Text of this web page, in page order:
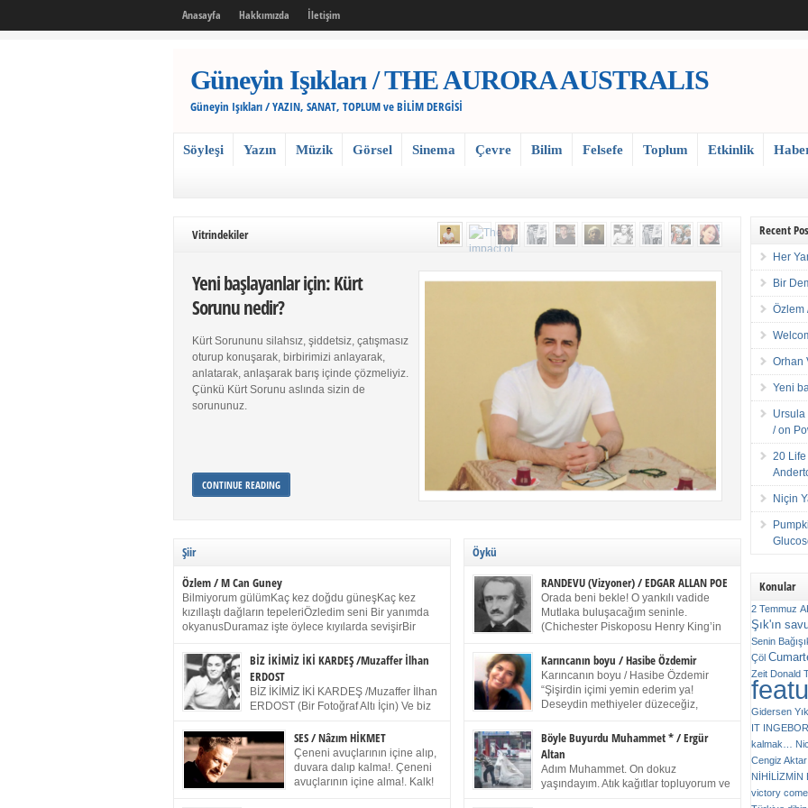
Anasayfa Hakkımızda İletişim
Güneyin Işıkları / THE AURORA AUSTRALIS
Güneyin Işıkları / YAZIN, SANAT, TOPLUM ve BİLİM DERGİSİ
Söyleşi Yazın Müzik Görsel Sinema Çevre Bilim Felsefe Toplum Etkinlik
Vitrindekiler
Yeni başlayanlar için: Kürt
Sorunu nedir?
Kürt Sorununu silahsız, şiddetsiz, çatışmasız
oturup konuşarak, birbirimizi anlayarak,
anlatarak, anlaşarak barış içinde çözmeliyiz.
Çünkü Kürt Sorunu aslında sizin de
sorununuz.
CONTINUE READING
Şiir
Özlem / M Can Guney
Bilmiyorum gülümKaç kez doğdu güneşKaç kez
kızıllaştı dağların tepeleriÖzledim seni Bir yanımda
okyanusDuramaz işte öylece kıyılarda sevişirBir
dururSokulur yalnızlığıma kokun olur Gözlerim bir
buruk gülümsemeDudağımda buğusu
öpüşlerinGeceler boyuÖzledim seni 2004 Haziran
Sydney / Toplumsal Kaynak / Memduh Güney
BİZ İKİMİZ İKİ KARDEŞ /Muzaffer İlhan
ERDOST
BİZ İKİMİZ İKİ KARDEŞ /Muzaffer İlhan
ERDOST (Bir Fotoğraf Altı İçin) Ve biz
Duracağız Fotoğrafımızda durduğumuz gibi Benim
ellerimde kelepçe Yüzümde yapay bir gülüş
(Kelepçeyi yadırgamanın gülüşü belki İlk kez olduğu
için Sonra alıştım Ve unuttum sonra kelepçeyi
SES / Nâzım HİKMET
Çeneni avuçlarının içine alıp,
duvara dalıp kalma!. Çeneni
avuçlarının içine alma!. Kalk!
Öykü
RANDEVU (Vizyoner) / EDGAR ALLAN POE
Orada beni bekle! O yankılı vadide
Mutlaka buluşacağım seninle.
(Chichester Piskoposu Henry King’in
Talihsiz ve gizemli adam! – Sen ki kendi hayal
gücünün parlaklığıyla afalladın, gençliğinin alevleri
arasına düştün! Hayalimde seni tekrar görüyorum!
Bir kez daha önümde duruyor siluetin! – Olduğun –
ah olduğun gibi değil soğuk vadide ve gölgelerin […]
Karıncanın boyu / Hasibe Özdemir
Karıncanın boyu / Hasibe Özdemir
“Şişirdin içimi yemin ederim ya!
Deseydin methiyeler düzeceğiz,
titriyor. “Sana gel demedim kızım.” diyorum sakince.
“Takıldın peşime madem, ne duyarsan
katlanacaksın.” Bir sigara yakıyor. Başını yana yatırıp,
bezmiş annelerin yılgın bakışıyla süzüyor beni.
Kaşlarımı kaldırıp ona bakıyorum ben de. Pes ediyor.
Böyle Buyurdu Muhammet * / Ergür
Altan
Adım Muhammet. On dokuz
yaşındayım. Atık kağıtlar topluyorum ve
Recent
Her
Bir
Özlem
Orhan
Yeni
Ursula
/ on
20
Niçin
Konular
2 Temmuz
Şık'ın
Senin
Çöl
Zeit Donald
Gidersen
IT
kalmak…
Cengiz Aktar
NİHİLİZMİN
victory